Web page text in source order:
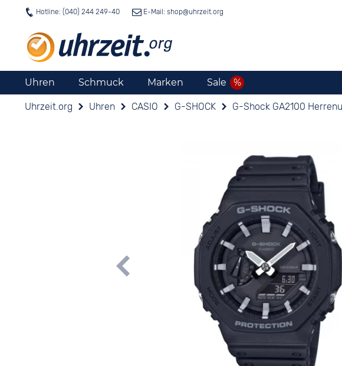
Hotline: (040) 244 249-40 E-Mail: shop@uhrzeit.org
Uhren Schmuck Marken Sale
Uhrzeit.org Uhren CASIO G-SHOCK G-Shock GA2100